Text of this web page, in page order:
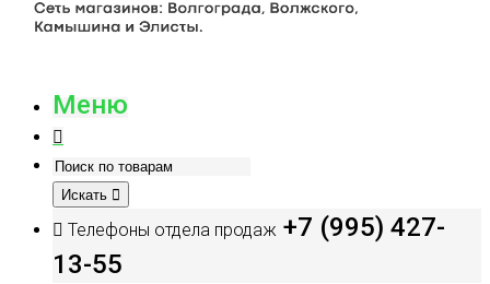
Меню
Искать
Телефоны отдела продаж +7 (995) 427-
13-55